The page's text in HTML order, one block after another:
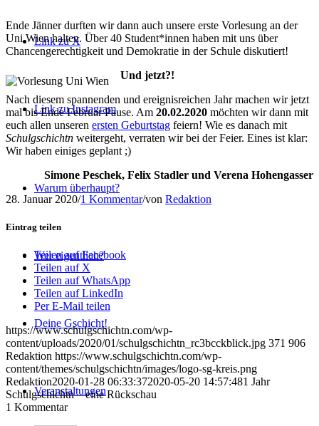
Link zu X
Link zu Instagram
Warum überhaupt?
Wer eigentlich?
Deine Gschicht!
Veranstaltungen
Ende Jänner durften wir dann auch unsere erste Vorlesung an der
Uni Wien halten. Über 40 Student*innen haben mit uns über
Chancengerechtigkeit und Demokratie in der Schule diskutiert!
Und jetzt?!
Nach diesem spannenden und ereignisreichen Jahr machen wir jetzt
mal bis Ende Februar Pause. Am 20.02.2020 möchten wir dann mit
euch allen unseren ersten Geburtstag feiern! Wie es danach mit
Schulgschichtn weitergeht, verraten wir bei der Feier. Eines ist klar:
Wir haben einiges geplant ;)
Simone Peschek, Felix Stadler und Verena Hohengasser
28. Januar 2020/1 Kommentar/von Redaktion
Eintrag teilen
Teilen auf Facebook
Teilen auf X
Teilen auf WhatsApp
Teilen auf LinkedIn
Per E-Mail teilen
https://www.schulgschichtn.com/wp-
content/uploads/2020/01/schulgschichtn_rc3bcckblick.jpg 371 906
Redaktion https://www.schulgschichtn.com/wp-
content/themes/schulgschichtn/images/logo-sg-kreis.png
Redaktion2020-01-28 06:33:372020-05-20 14:57:481 Jahr
Schulgschichtn – eine Rückschau
1 Kommentar